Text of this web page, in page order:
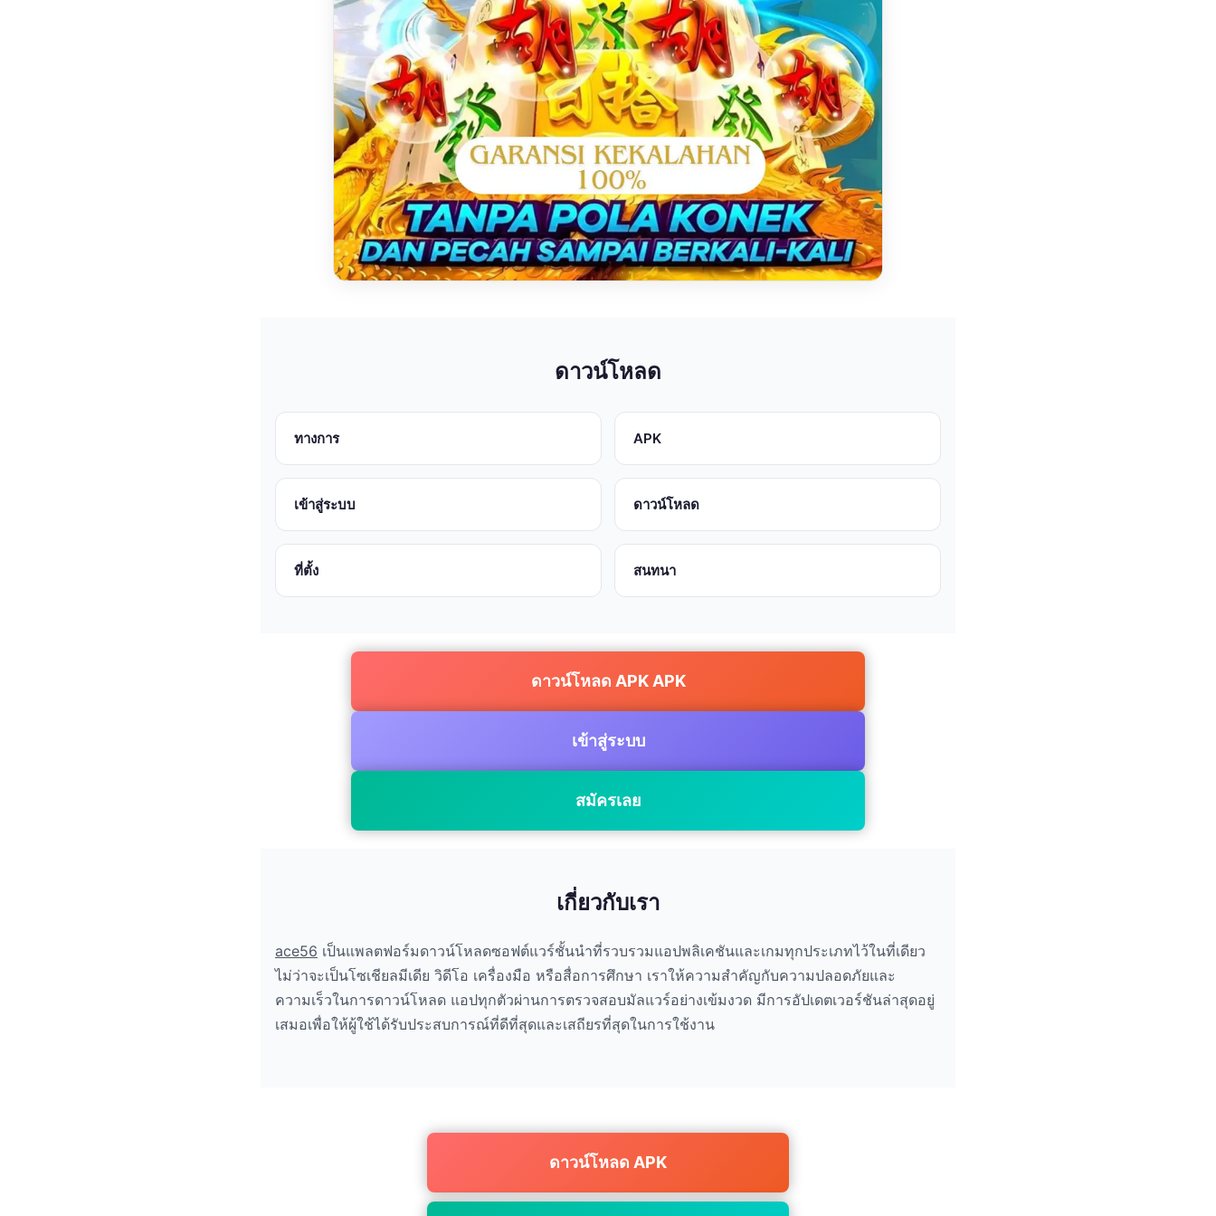
ดาวน์โหลด
ทางการ APK
เข้าสู่ระบบ ดาวน์โหลด
ที่ตั้ง สนทนา
ดาวน์โหลด APK APK
เข้าสู่ระบบ
สมัครเลย
เกี่ยวกับเรา
ace56 เป็นแพลตฟอร์มดาวน์โหลดซอฟต์แวร์ชั้นนำที่รวบรวมแอปพลิเคชันและเกมทุกประเภทไว้ในที่เดียว
ไม่ว่าจะเป็นโซเชียลมีเดีย วิดีโอ เครื่องมือ หรือสื่อการศึกษา เราให้ความสำคัญกับความปลอดภัยและ
ความเร็วในการดาวน์โหลด แอปทุกตัวผ่านการตรวจสอบมัลแวร์อย่างเข้มงวด มีการอัปเดตเวอร์ชันล่าสุดอยู่
เสมอเพื่อให้ผู้ใช้ได้รับประสบการณ์ที่ดีที่สุดและเสถียรที่สุดในการใช้งาน
ดาวน์โหลด APK